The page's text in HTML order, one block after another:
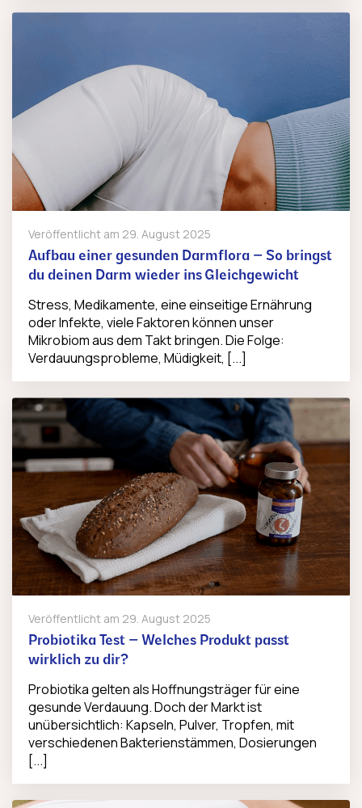
Veröffentlicht am 29. August 2025
Aufbau einer gesunden Darmflora – So bringst
du deinen Darm wieder ins Gleichgewicht
Stress, Medikamente, eine einseitige Ernährung
oder Infekte, viele Faktoren können unser
Mikrobiom aus dem Takt bringen. Die Folge:
Verdauungsprobleme, Müdigkeit, [...]
Veröffentlicht am 29. August 2025
Probiotika Test – Welches Produkt passt
wirklich zu dir?
Probiotika gelten als Hoffnungsträger für eine
gesunde Verdauung. Doch der Markt ist
unübersichtlich: Kapseln, Pulver, Tropfen, mit
verschiedenen Bakterienstämmen, Dosierungen
[...]